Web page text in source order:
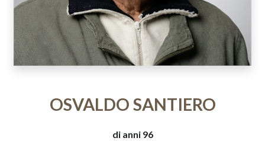
OSVALDO SANTIERO
di anni 96